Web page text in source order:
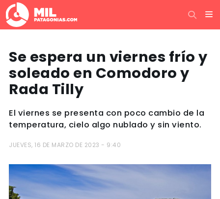
Se espera un viernes frío y
soleado en Comodoro y
Rada Tilly
El viernes se presenta con poco cambio de la
temperatura, cielo algo nublado y sin viento.
JUEVES, 16 DE MARZO DE 2023 - 9:40